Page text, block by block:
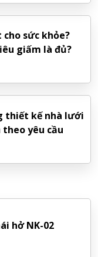
sức khỏe?
giấm là đủ?
thiết kế nhà lưới
yêu cầu
hở NK-02